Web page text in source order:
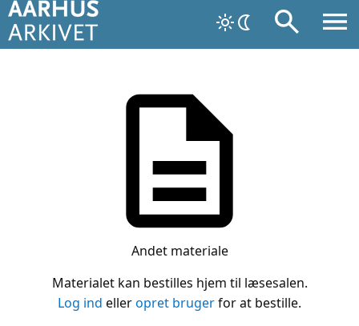
Andet materiale
Materialet kan bestilles hjem til læsesalen.
Log ind elleropret brugerfor at bestille.